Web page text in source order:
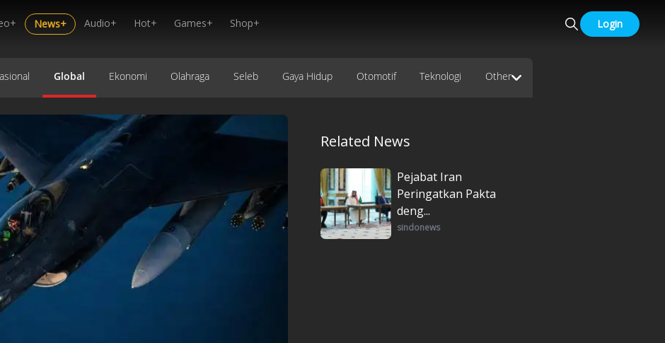
News+ Audio+ Hot+ Games+ Shop+ Login
Global Ekonomi Olahraga Seleb Gaya Hidup Otomotif Teknologi Other
Related News
Pejabat Iran
Peringatkan Pakta
deng...
sindonews